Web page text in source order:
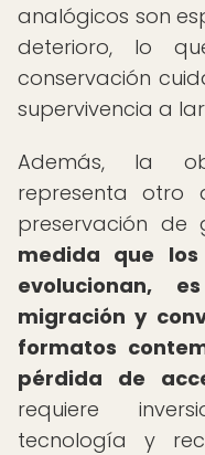
analógicos son
deterioro, lo
conservación
supervivencia a
Además, la
representa otro
preservación de
medida que
evolucionan,
migración y
formatos
pérdida de
requiere
tecnología y